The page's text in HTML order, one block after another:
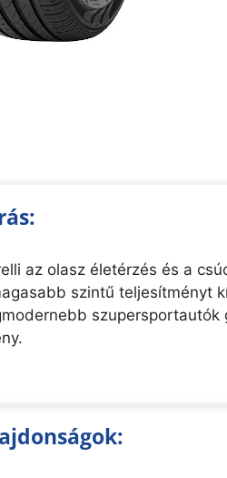
az olasz életérzés és a
szintű teljesítményt